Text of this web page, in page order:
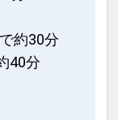
約30分
40分